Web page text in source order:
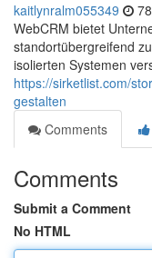
kaitlynralm055349
WebCRM bietet
standortübergreifend
isolierten Systemen
https://sirketlist.com/
gestalten
Comments
Comments
Submit a Comment
No HTML